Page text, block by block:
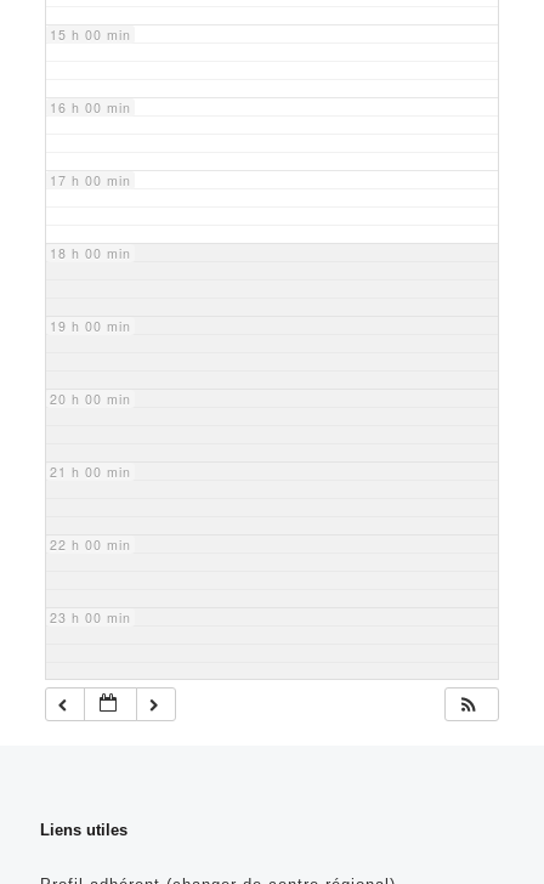
15 h 00 min
16 h 00 min
17 h 00 min
18 h 00 min
19 h 00 min
20 h 00 min
21 h 00 min
22 h 00 min
23 h 00 min
Liens utiles